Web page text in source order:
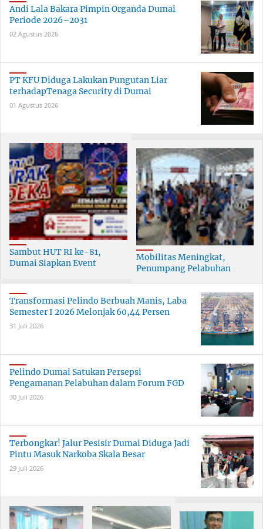
Andi Lala Bakara Pimpin Organda Dumai
Periode 2026–2031
02 Agustus 2026
PT KFU Diduga Lakukan Pungutan Liar
terhadapTenaga Security di Dumai
01 Agustus 2026
Sambut HUT RI ke-81,
Dumai Siapkan Event
Mobilitas Meningkat,
Penumpang Pelabuhan
Transformasi Pelindo Berbuah Manis, Laba
Semester I 2026 Melonjak 60,44 Persen
31 Juli 2026
Pelindo Dumai Satukan Persepsi
Pengamanan Pelabuhan dalam Forum FGD
30 Juli 2026
Terbongkar! Jalur Pesisir Dumai Diduga Jadi
Pintu Masuk Narkoba Skala Besar
29 Juli 2026